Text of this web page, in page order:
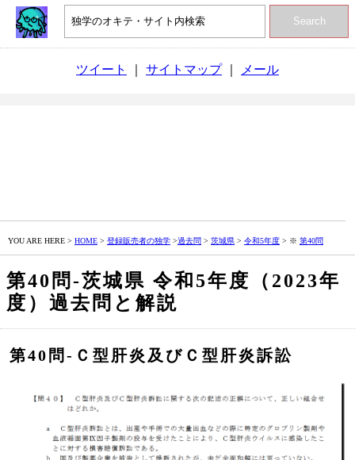
Search
ツイート サイトマップ｜ メール
YOU ARE HERE > HOME > 登録販売者の独学 >過去問 > 茨城県 > 令和5年度 > ※ 第40問
第40問‐茨城県 令和5年度（2023年
度）過去問と解説
第40問‐Ｃ型肝炎及びＣ型肝炎訴訟